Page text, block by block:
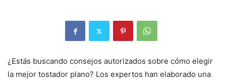
¿Estás buscando consejos autorizados sobre cómo elegir
la mejor tostador plano? Los expertos han elaborado una